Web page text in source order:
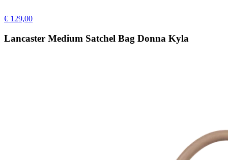
€ 129,00
Lancaster Medium Satchel Bag Donna Kyla